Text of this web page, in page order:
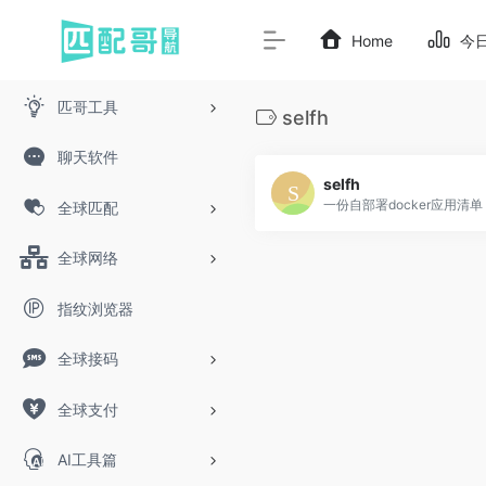
匹哥工具
聊天软件
全球匹配
全球网络
指纹浏览器
全球接码
全球支付
AI工具篇
Home 今
selfh
selfh
一份自部署docker应用清单